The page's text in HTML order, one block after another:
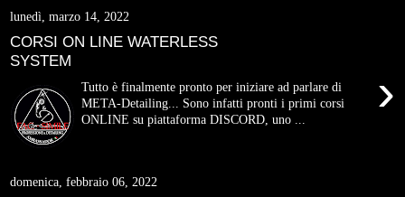
lunedì, marzo 14, 2022
CORSI ON LINE WATERLESS
SYSTEM
›
Tutto è finalmente pronto per iniziare ad parlare di
META-Detailing... Sono infatti pronti i primi corsi
ONLINE su piattaforma DISCORD, uno ...
domenica, febbraio 06, 2022